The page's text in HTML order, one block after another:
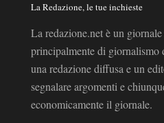
La Redazione, le tue inchieste
La redazione.net è un
principalmente di giornalismo
una redazione diffusa e un
segnalare argomenti e
economicamente il giornale.